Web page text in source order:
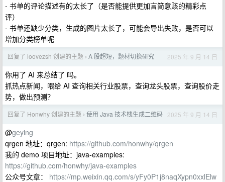
- 书单的评论描述有的太长了（是否能提供更加言简意赅的精彩点
评）
- 书单还缺少分类，生成的图片太长了，可能会导出失败，是否可以
增加分类榜单呢
回复了 loovezsh 创建的主题 › A 股超短，题材切换研究 2025 年 9 月 14 日
你用了 AI 来总结了 吗。
抓热点新闻，喂给 AI 查询相关行业股票，查询龙头股票，查询股价走
势，做出预测？
回复了 Honwhy 创建的主题 › 使用 Java 技术栈生成二维码 2025 年 9 月 14 日
@geying
qrgen 地址：qrgen: https://github.com/honwhy/qrgen
我的 demo 项目地址：java-examples:
https://github.com/honwhy/java-examples
公众号文章： https://mp.weixin.qq.com/s/yFy0P1j8naqXypn0xxlElw